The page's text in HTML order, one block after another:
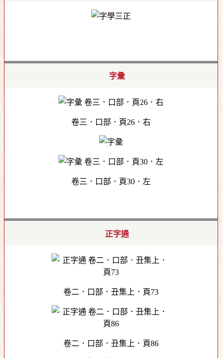
字彙
卷三．口部．頁26．右
卷三．口部．頁30．左
正字通
卷二．口部．丑集上．頁73
卷二．口部．丑集上．頁86